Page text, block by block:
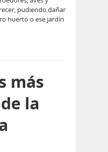
pudiendo dañar
huerto o ese jardín
más
la